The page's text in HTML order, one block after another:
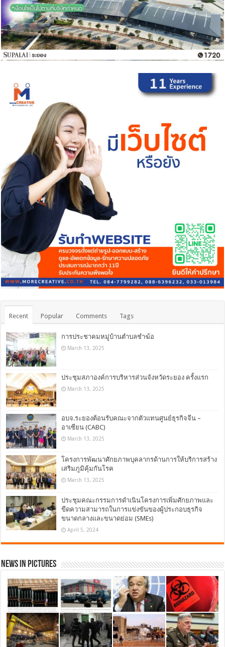
Recent Popular Comments Tags
การประชาคมหมู่บ้านตำบลชำฆ้อ
March 13, 2025
ประชุมสภาองค์การบริหารส่วนจังหวัดระยอง ครั้งแรก
March 13, 2025
อบจ.ระยองต้อนรับคณะจากตัวแทนศูนย์ธุรกิจจีน –
อาเซียน (CABC)
March 13, 2025
โครงการพัฒนาศักยภาพบุคลากรด้านการให้บริการสร้าง
เสริมภูมิคุ้มกันโรค
March 13, 2025
ประชุมคณะกรรมการดำเนินโครงการเพิ่มศักยภาพและ
ขีดความสามารถในการแข่งขันของผู้ประกอบธุรกิจ
ขนาดกลางและขนาดย่อม (SMEs)
April 5, 2024
News in Pictures